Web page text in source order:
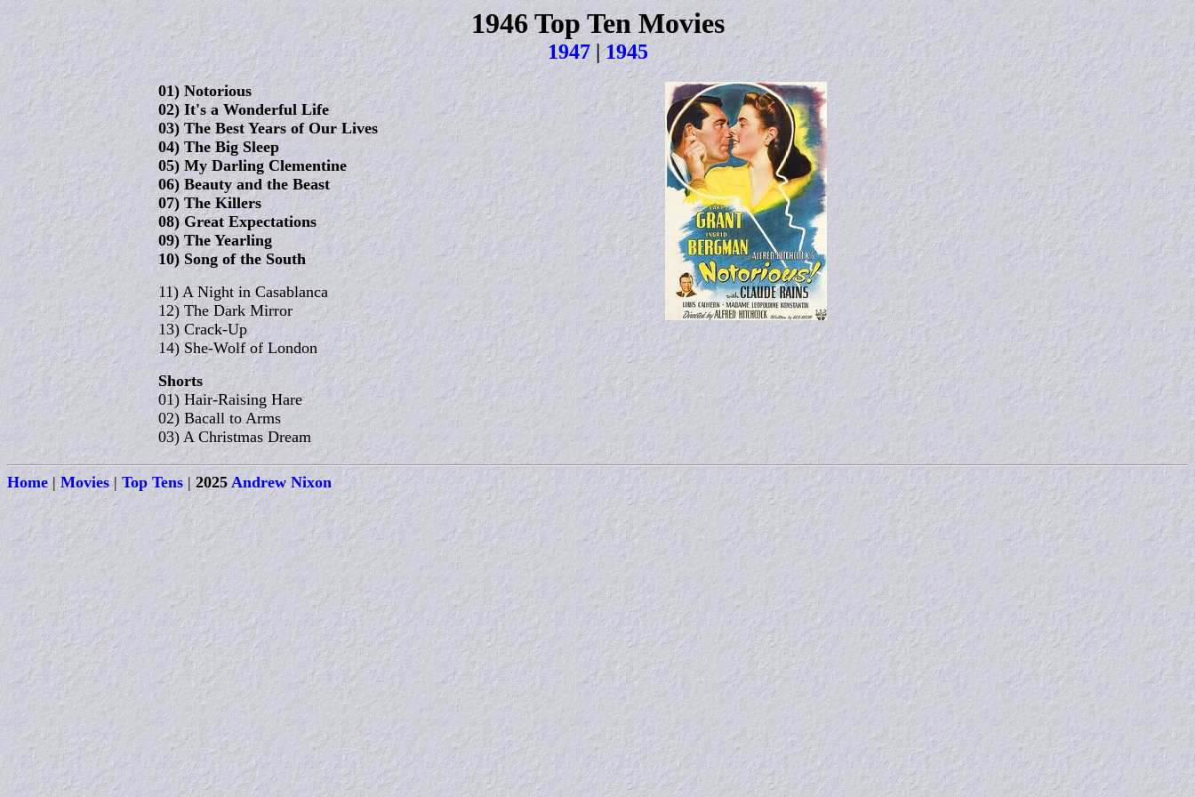
1946 Top Ten Movies
1947|1945
01) Notorious
02) It's a Wonderful Life
03) The Best Years of Our Lives
04) The Big Sleep
05) My Darling Clementine
06) Beauty and the Beast
07) The Killers
08) Great Expectations
09) The Yearling
10) Song of the South
11) A Night in Casablanca
12) The Dark Mirror
13) Crack-Up
14) She-Wolf of London
Shorts
01) Hair-Raising Hare
02) Bacall to Arms
03) A Christmas Dream
Home|Movies| Top Tens|2025Andrew Nixon